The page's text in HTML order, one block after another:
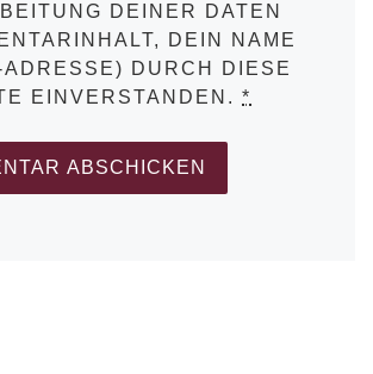
DEINER DATEN
DEIN NAME
DURCH DIESE
EINVERSTANDEN. *